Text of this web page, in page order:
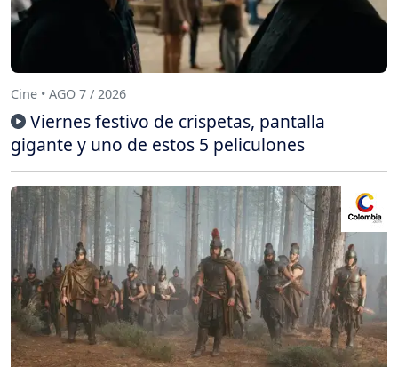
Cine • AGO 7 / 2026
Viernes festivo de crispetas, pantalla
gigante y uno de estos 5 peliculones